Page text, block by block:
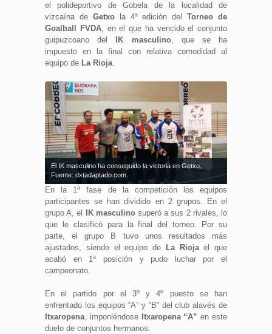
el polideportivo de Gobela de la localidad de
vizcaína deGetxola 4ª edición delTorneo de
Goalball FVDA, en el que ha vencido el conjunto
guipuzcoano del
IK masculino, que se ha
impuesto en la final con relativa comodidad al
equipo de La Rioja.
El IK masculino ha conseguido la victoria en Getxo.
Fuente: dxtadaptado.com.
En la 1ª fase de la competición los equipos
participantes se han dividido en 2 grupos. En el
grupo A, el
IK masculinosuperó a sus 2 rivales, lo
que le clasificó para la final del torneo. Por su
parte, el grupo B tuvo unos resultados más
ajustados, siendo el equipo de
La Riojael que
acabó en 1ª posición y pudo luchar por el
campeonato.
En el partido por el 3º y 4º puesto se han
enfrentado los equipos “A” y “B” del club alavés de
Itxaropena, imponiéndose Itxaropena “A” en este
duelo de conjuntos hermanos.